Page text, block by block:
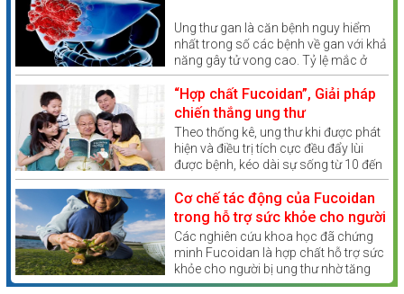
Ung thư gan là căn bệnh nguy hiểm
nhất trong số các bệnh về gan với khả
năng gây tử vong cao. Tỷ lệ mắc ở
Việt Nam tương đối lớn so với các
nước khác trong khu vực. Vậy ung thư
gan có lây không?
“Hợp chất Fucoidan”, Giải pháp
chiến thắng ung thư
Theo thống kê, ung thư khi được phát
hiện và điều trị tích cực đều đẩy lùi
được bệnh, kéo dài sự sống từ 10 đến
20 năm hoặc hơn nữa.
Cơ chế tác động của Fucoidan
trong hỗ trợ sức khỏe cho người
bị ung thư
Các nghiên cứu khoa học đã chứng
minh Fucoidan là hợp chất hỗ trợ sức
khỏe cho người bị ung thư nhờ tăng
cường miễn dịch, chống oxy hóa.